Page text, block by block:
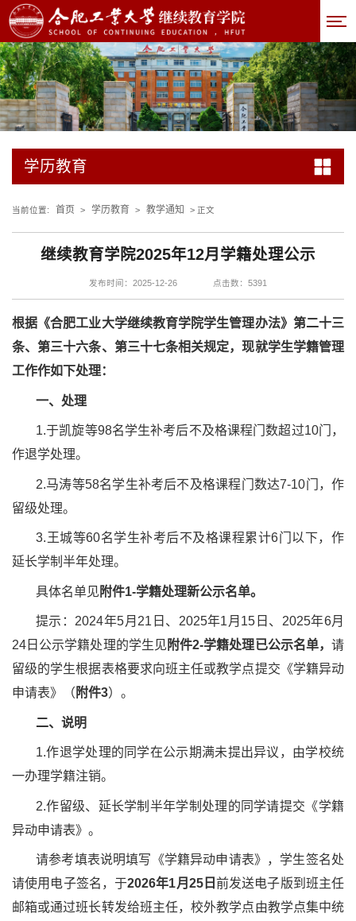
学历教育
当前位置: 首页 > 学历教育 > 教学通知 > 正文
继续教育学院2025年12月学籍处理公示
发布时间：2025-12-26 点击数： 5391
根据《合肥工业大学继续教育学院学生管理办法》第二十三
条、第三十六条、第三十七条相关规定，现就学生学籍管理
工作作如下处理：
一、处理
1.于凯旋等98名学生补考后不及格课程门数超过10门，
作退学处理。
2.马涛等58名学生补考后不及格课程门数达7-10门，作
留级处理。
3.王城等60名学生补考后不及格课程累计6门以下，作
延长学制半年处理。
具体名单见 附件1-学籍处理新公示名单。
提示：2024年5月21日、2025年1月15日、2025年6月
24日公示学籍处理的学生见 附件2-学籍处理已公示名单，请
留级的学生根据表格要求向班主任或教学点提交《学籍异动
申请表》（ 附件3）。
二、 说明
1.作退学处理的同学在公示期满未提出异议，由学校统
一办理学籍注销。
2.作留级、延长学制半年学制处理的同学请提交《学籍
异动申请表》。
请参考填表说明填写《学籍异动申请表》，学生签名处
请使用电子签名，于2026年1月 25日 前发送电子版到班主任
邮箱或通过班长转发给班主任，校外教学点由教学点集中统